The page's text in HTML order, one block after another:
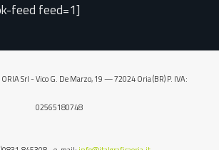
feed feed=1]
Srl - Vico G. De Marzo, 19 — 72024 Oria (BR) P. IVA:
02565180748